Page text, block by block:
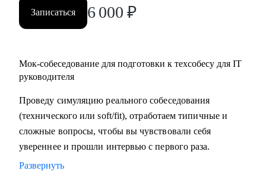
• Middle/Middle+ специалистам — чтобы усилить
управленческую экспертизу и soft skills.
и хотят получить независимый взгляд.
Записаться 6 000 ₽
Мок-собеседование для подготовки к техсобесу для IT
руководителя
Проведу симуляцию реального собеседования
(технического или soft/fit), отработаем типичные и
сложные вопросы, чтобы вы чувствовали себя
увереннее и прошли интервью с первого раза.
Развернуть